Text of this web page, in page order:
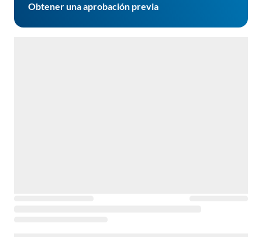
Obtener una aprobación previa